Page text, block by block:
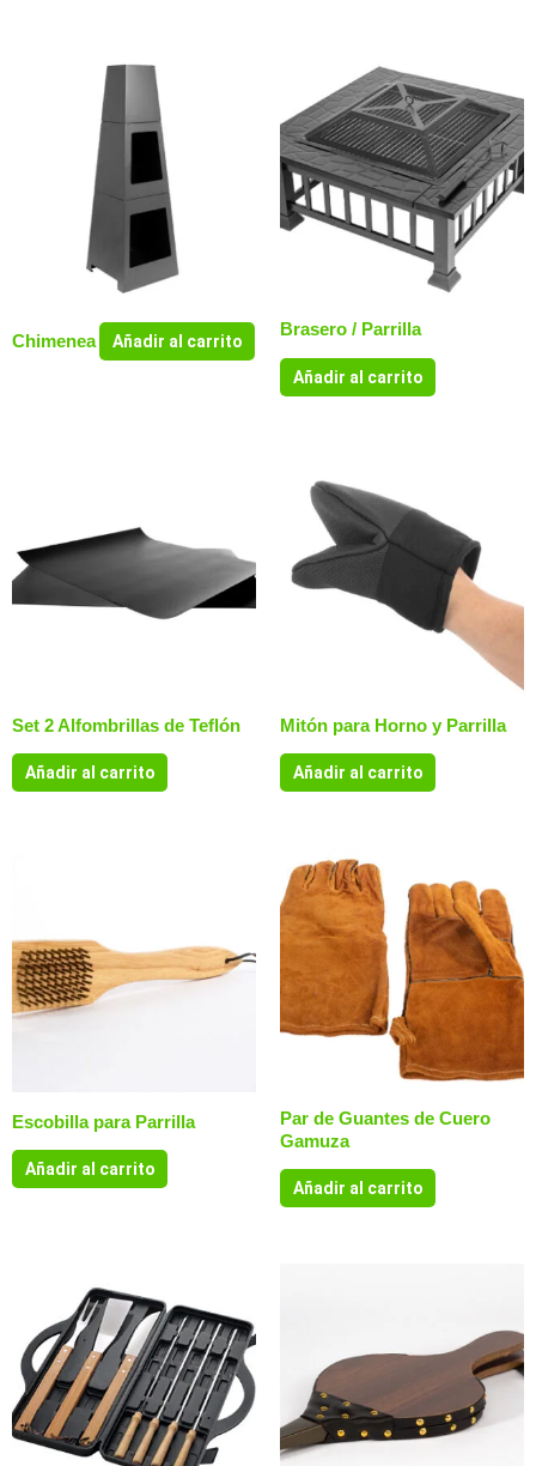
Chimenea Añadir al carrito
Brasero / Parrilla
Añadir al carrito
Set 2 Alfombrillas de Teflón
Añadir al carrito
Mitón para Horno y Parrilla
Añadir al carrito
Escobilla para Parrilla
Añadir al carrito
Par de Guantes de Cuero
Gamuza
Añadir al carrito